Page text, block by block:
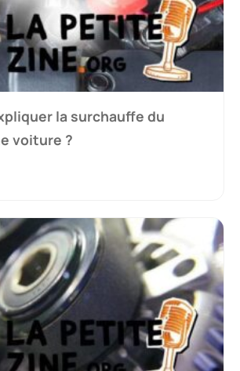
la surchauffe du
voiture ?